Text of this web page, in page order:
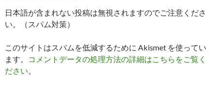
日本語が含まれない投稿は無視されますのでご注意くださ
い。（スパム対策）
このサイトはスパムを低減するために Akismet を使ってい
ます。
コメントデータの処理方法の詳細はこちらをご覧く
ださい。